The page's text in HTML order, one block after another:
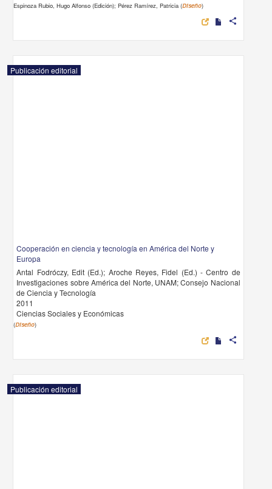
Espinoza Rubio, Hugo Alfonso (Edición); Pérez Ramírez, Patricia (Diseño)
share
Publicación editorial
Cooperación en ciencia y tecnología en América del Norte y
Europa
Antal Fodróczy, Edit (Ed.); Aroche Reyes, Fidel (Ed.) - Centro de
Investigaciones sobre América del Norte, UNAM; Consejo Nacional
de Ciencia y Tecnología
2011
Ciencias Sociales y Económicas
(Diseño)
share
Publicación editorial